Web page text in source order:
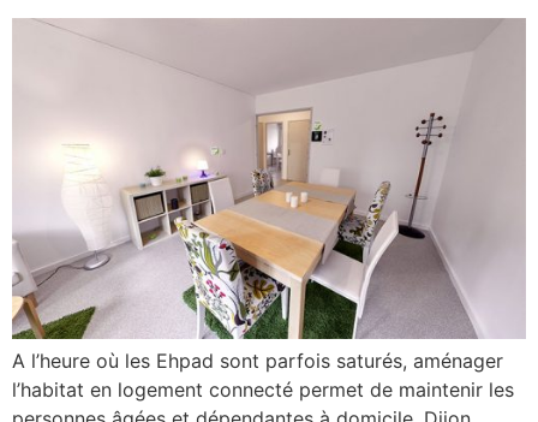
A l’heure où les Ehpad sont parfois saturés, aménager
l’habitat en logement connecté permet de maintenir les